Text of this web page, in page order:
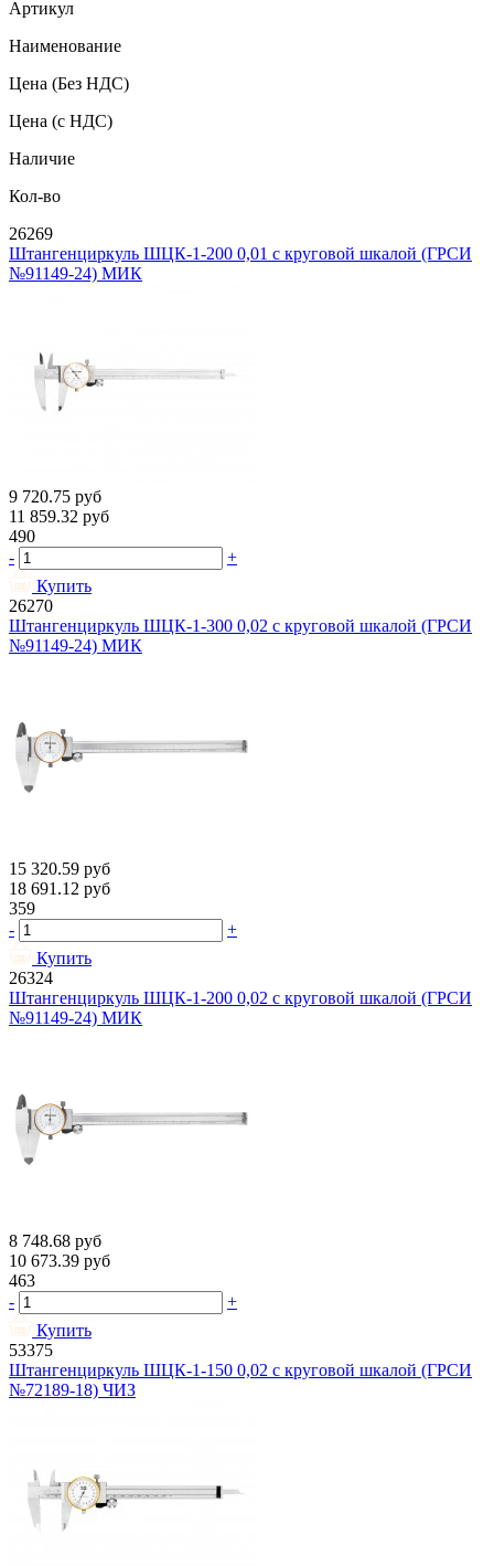
Артикул
Наименование
Цена (Без НДС)
Цена (с НДС)
Наличие
Кол-во
26269
Штангенциркуль ШЦК-1-200 0,01 с круговой шкалой (ГРСИ
№91149-24) МИК
9 720.75 руб
11 859.32 руб
490
-
+
Купить
26270
Штангенциркуль ШЦК-1-300 0,02 с круговой шкалой (ГРСИ
№91149-24) МИК
15 320.59 руб
18 691.12 руб
359
-
+
Купить
26324
Штангенциркуль ШЦК-1-200 0,02 с круговой шкалой (ГРСИ
№91149-24) МИК
8 748.68 руб
10 673.39 руб
463
-
+
Купить
53375
Штангенциркуль ШЦК-1-150 0,02 с круговой шкалой (ГРСИ
№72189-18) ЧИЗ